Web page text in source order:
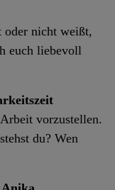
oder nicht weißt,
euch liebevoll
vorzustellen.
du? Wen